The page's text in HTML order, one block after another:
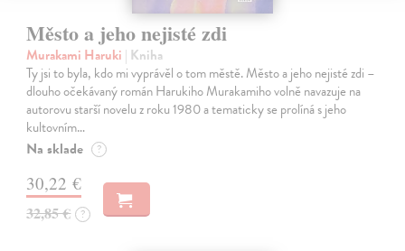
Město a jeho nejisté zdi
Murakami Haruki | Kniha
Ty jsi to byla, kdo mi vyprávěl o tom městě. Město a jeho nejisté zdi –
dlouho očekávaný román Harukiho Murakamiho volně navazuje na
autorovu starší novelu z roku 1980 a tematicky se prolíná s jeho
kultovním…
Na sklade ?
30,22 €
32,85 € ?